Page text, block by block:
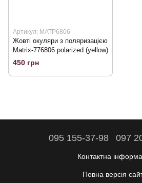
Артикул: МАТР6806
Жовті окуляри з поляризацією
Matrix-776806 polarized (yellow)
450 грн
095 155-37-98 097
Контактна
Повна версія